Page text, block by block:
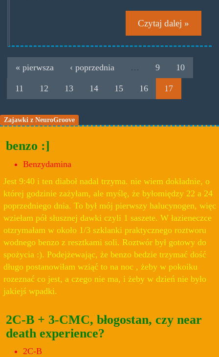
Czytaj dalej »
« pierwsza ‹ poprzednia … 9 10
11 12 13 14 15 16 17
Zajawki z NeuroGroove
benzo :]
Benzydamina
Jest 9:40 i ten diaboł nadal trzyma. nie wiem dokładnie, o
której godzinie zażyłam, ale myślę, że byłomiędzy 22 a 24
poprzedniego dnia. To był mój pierwszy halucynogen, więc
wziełam pół słusznej dawki czyli 1 saszete. W łazieneczce
otzrymałam w około 1/3 szklanki praktycznego roztworu
wodnego benzo z resztkami soli. Roztwór był gotowy do
spożycia :). Podejżewając, że benzo bedzie trzymać dość
długo postanowiłam wziąć to na noc , żeby w pokoiku
rozeznać co jest, a czego nie ma, i żeby w dzień nie było
jakiejś wpadki.
2C-B + 3-CMC, błogostan, czy near
death experience?
2C-B